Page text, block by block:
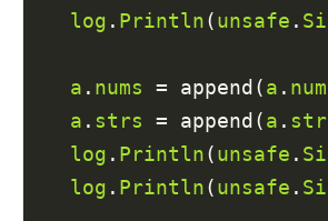
log . Println(unsafe .
a . nums = append(a .
a . strs = append(a .
log . Println(unsafe .
log . Println(unsafe .